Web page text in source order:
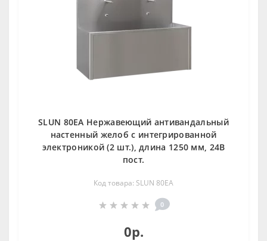
SLUN 80EA Нержавеющий антивандальный
настенный желоб с интегрированной
электроникой (2 шт.), длина 1250 мм, 24В
пост.
Код товара: SLUN 80EA
0
0р.